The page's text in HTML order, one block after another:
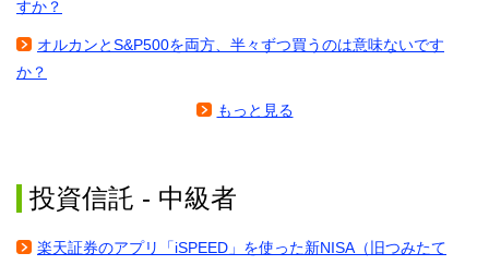
すか？
オルカンとS&P500を両方、半々ずつ買うのは意味ないです
か？
もっと見る
投資信託 - 中級者
楽天証券のアプリ「iSPEED」を使った新NISA（旧つみたて